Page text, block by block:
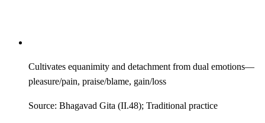
Cultivates equanimity and detachment from dual emotions—
pleasure/pain, praise/blame, gain/loss
Source: Bhagavad Gita (II.48); Traditional practice